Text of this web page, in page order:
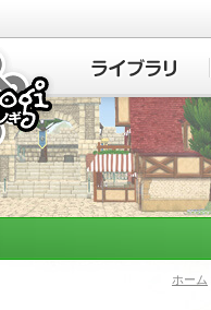
マビノギ
ホーム